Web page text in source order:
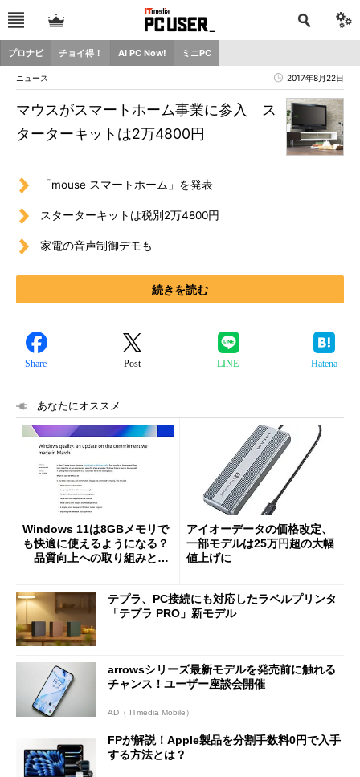
プロナビ チョイ得！ AI PC Now! ミニPC
ニュース 2017年8月22日
マウスがスマートホーム事業に参入 ス
ターターキットは2万4800円
「mouse スマートホーム」を発表
スターターキットは税別2万4800円
家電の音声制御デモも
続きを読む
Share Post LINE Hatena
あなたにオススメ
Windows 11は8GBメモリで
も快適に使えるようになる？
品質向上への取り組みと
アイオーデータの価格改定、
一部モデルは25万円超の大幅
値上げに
テプラ、PC接続にも対応したラベルプリンタ
「テプラ PRO」新モデル
arrowsシリーズ最新モデルを発売前に触れる
チャンス！ユーザー座談会開催
AD（ ITmedia Mobile）
FPが解説！Apple製品を分割手数料0円で入手
する方法とは？